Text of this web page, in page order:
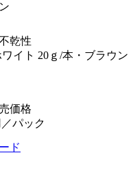
乾性
ワイト 20ｇ/本・ブラウン
価格
ック
ド